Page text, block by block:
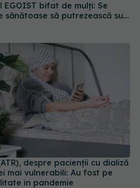
EGOIST bifat de mulți: Se
sănătoase să putrezească sub
Doamne
mai vulnerabili: Au fost pe
în pandemie